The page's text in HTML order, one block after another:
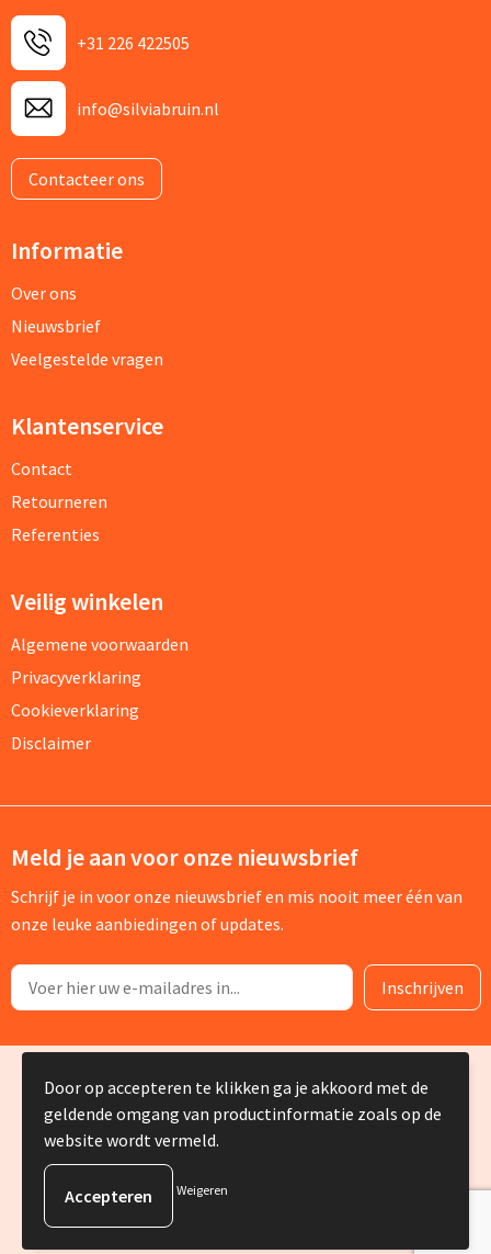
+31 226 422505
info@silviabruin.nl
Contacteer ons
Informatie
Over ons
Nieuwsbrief
Veelgestelde vragen
Klantenservice
Contact
Retourneren
Referenties
Veilig winkelen
Algemene voorwaarden
Privacyverklaring
Cookieverklaring
Disclaimer
Meld je aan voor onze nieuwsbrief
Schrijf je in voor onze nieuwsbrief en mis nooit meer één van
onze leuke aanbiedingen of updates.
© Copyright Silvia Bruin reclame-advies 2025
Door op accepteren te klikken ga je akkoord met de
geldende omgang van productinformatie zoals op de
website wordt vermeld.
Weigeren